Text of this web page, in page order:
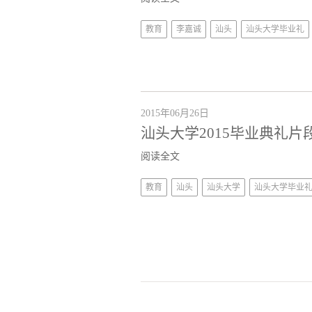
教育 李嘉诚 汕头 汕头大学毕业礼
2015年06月26日
汕头大学2015毕业典礼片
阅读全文
教育 汕头 汕头大学 汕头大学毕业礼